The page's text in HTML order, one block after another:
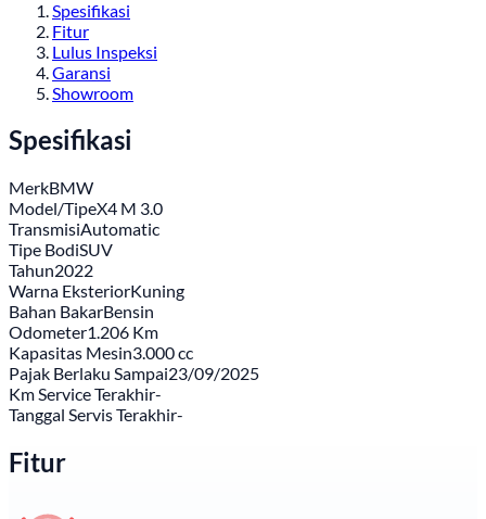
Spesifikasi
Fitur
Lulus Inspeksi
Garansi
Showroom
Spesifikasi
MerkBMW
Model/TipeX4 M 3.0
TransmisiAutomatic
Tipe BodiSUV
Tahun2022
Warna EksteriorKuning
Bahan BakarBensin
Odometer1.206 Km
Kapasitas Mesin3.000 cc
Pajak Berlaku Sampai23/09/2025
Km Service Terakhir-
Tanggal Servis Terakhir-
Fitur